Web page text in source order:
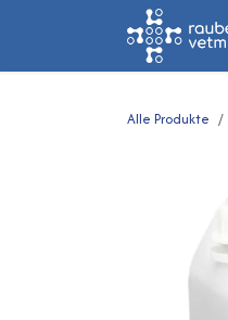
Alle Produkte